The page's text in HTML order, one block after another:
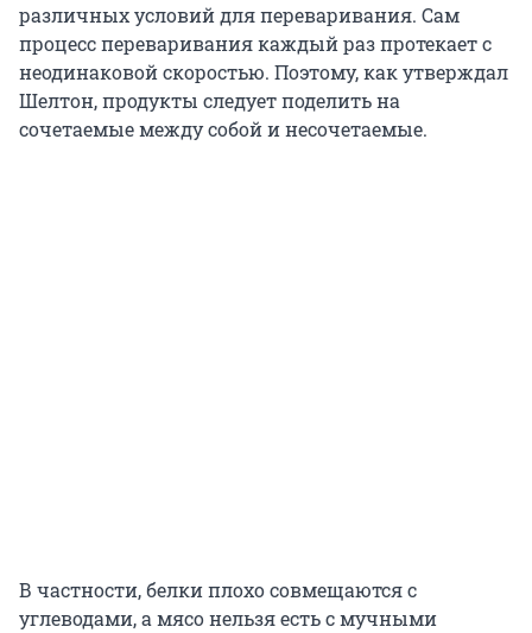
различных условий для переваривания. Сам
процесс переваривания каждый раз протекает с
неодинаковой скоростью. Поэтому, как утверждал
Шелтон, продукты следует поделить на
сочетаемые между собой и несочетаемые.
В частности, белки плохо совмещаются с
углеводами, а мясо нельзя есть с мучными